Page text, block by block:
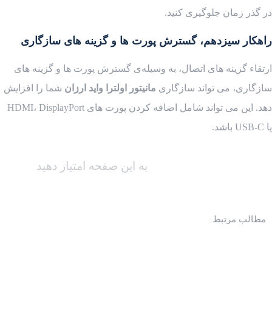
در گذر زمان جلوگیری کنید.
راهکار سیزدهم، گسترش پورت ها و گزینه های سازگاری
ارتقاء گزینه های اتصال، به وسیله‌ی گسترش پورت ها و گزینه های
سازگاری، می تواند سازگاری مانیتور اولترا واید ارزان شما را افزایش
دهد. این می تواند شامل اضافه کردن پورت های HDMI، DisplayPort
یا USB-C باشد.
به این صفحه امتیاز دهید
مطالب مرتبط